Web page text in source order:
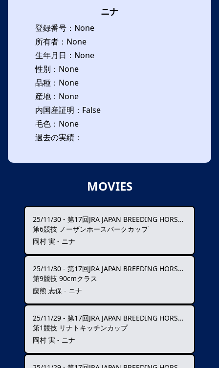
ニナ
登録番号：None
所有者：None
生年月日：None
性別：None
品種：None
産地：None
内国産証明：False
毛色：None
過去の実績：
MOVIES
25/11/30 - 第17回JRA JAPAN BREEDING HORSE SHOW
第6競技 ノーザンホースパークカップ
岡村 実 - ニナ
25/11/30 - 第17回JRA JAPAN BREEDING HORSE SHOW
第9競技 90cmクラス
藤熊 志保 - ニナ
25/11/29 - 第17回JRA JAPAN BREEDING HORSE SHOW
第1競技 リナトキッチンカップ
岡村 実 - ニナ